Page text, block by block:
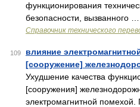
функционирования
безопасности, вызванного …
Справочник технического
109
влияние
[сооружение]
Ухудшение качества
[сооружения]
электромагнитной